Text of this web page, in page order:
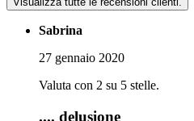
Sabrina
27 gennaio 2020
Valuta con 2 su 5 stelle.
.... delusione